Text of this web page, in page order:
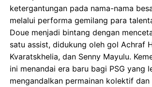
ketergantungan pada nama-nama
melalui performa gemilang para
Doue menjadi bintang dengan
satu assist, didukung oleh gol Achraf
Kvaratskhelia, dan Senny Mayulu.
ini menandai era baru bagi PSG yang
mengandalkan permainan kolektif dan